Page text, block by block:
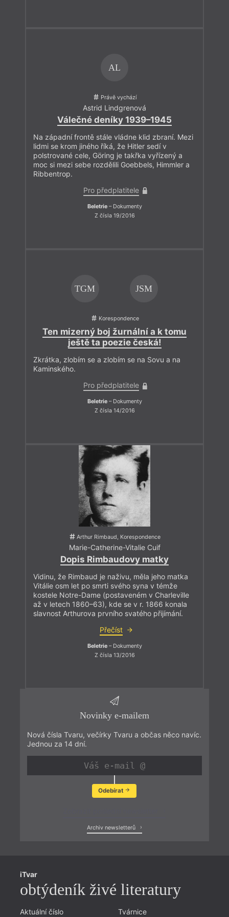
AL
Právě vychází
Astrid Lindgrenová
Válečné deníky 1939–1945
Na západní frontě stále vládne klid zbraní. Mezi
lidmi se krom jiného říká, že Hitler sedí v
polstrované cele, Göring je takřka vyřízený a
moc si mezi sebe rozdělili Goebbels, Himmler a
Ribbentrop.
Pro předplatitele
Beletrie– Dokumenty
Z čísla 19/2016
TGM JSM
Korespondence
Ten mizerný boj žurnální a k tomu
ještě ta poezie česká!
Zkrátka, zlobím se a zlobím se na Sovu a na
Kaminského.
Pro předplatitele
Beletrie– Dokumenty
Z čísla 14/2016
Arthur Rimbaud, Korespondence
Marie-Catherine-Vitalie Cuif
Dopis Rimbaudovy matky
Vidinu, že Rimbaud je naživu, měla jeho matka
Vitálie osm let po smrti svého syna v témže
kostele Notre-Dame (postaveném v Charleville
až v letech 1860–63), kde se v r. 1866 konala
slavnost Arthurova prvního svatého přijímání.
Přečíst
Beletrie– Dokumenty
Z čísla 13/2016
Novinky e-mailem
Nová čísla Tvaru, večírky Tvaru a občas něco navíc.
Jednou za 14 dní.
Odebírat
Archiv newsletterů
iTvar
obtýdeník živé literatury
Aktuální číslo
Tvárnice